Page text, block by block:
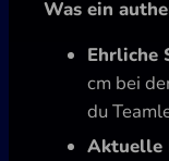
Was ein
Ehrliche
cm bei
du
Aktuelle